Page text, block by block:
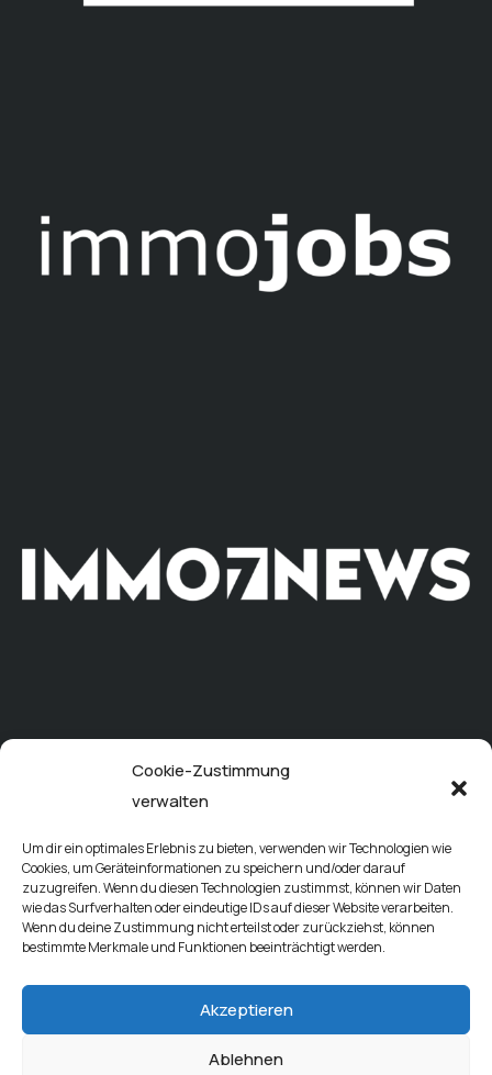
Cookie-Zustimmung
verwalten
Um dir ein optimales Erlebnis zu bieten, verwenden wir Technologien wie
Cookies, um Geräteinformationen zu speichern und/oder darauf
zuzugreifen. Wenn du diesen Technologien zustimmst, können wir Daten
wie das Surfverhalten oder eindeutige IDs auf dieser Website verarbeiten.
Wenn du deine Zustimmung nicht erteilst oder zurückziehst, können
bestimmte Merkmale und Funktionen beeinträchtigt werden.
Akzeptieren
Ablehnen